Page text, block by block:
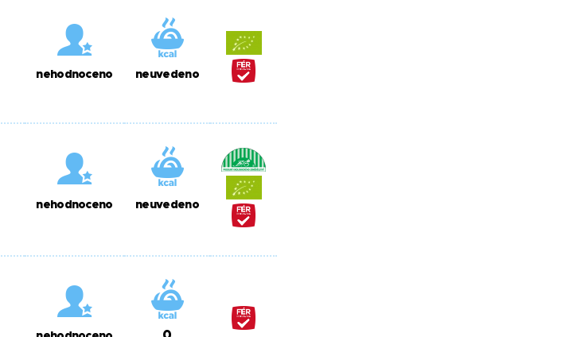
nehodnoceno neuvedeno
nehodnoceno neuvedeno